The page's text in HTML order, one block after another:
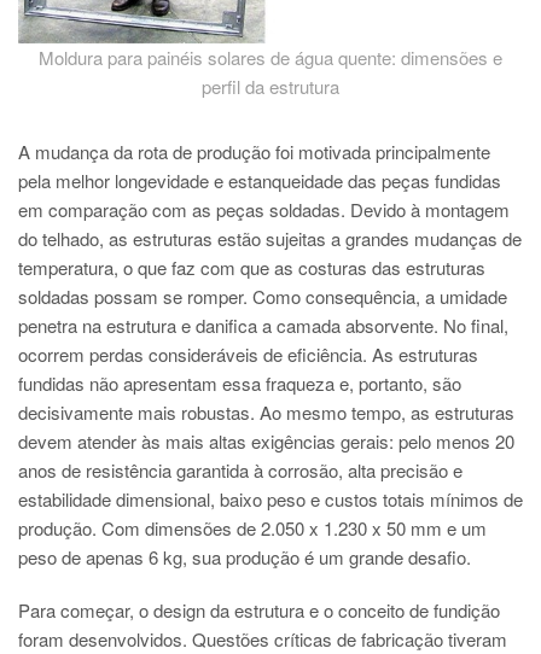
Moldura para painéis solares de água quente: dimensões e
perfil da estrutura
A mudança da rota de produção foi motivada principalmente
pela melhor longevidade e estanqueidade das peças fundidas
em comparação com as peças soldadas. Devido à montagem
do telhado, as estruturas estão sujeitas a grandes mudanças de
temperatura, o que faz com que as costuras das estruturas
soldadas possam se romper. Como consequência, a umidade
penetra na estrutura e danifica a camada absorvente. No final,
ocorrem perdas consideráveis de eficiência. As estruturas
fundidas não apresentam essa fraqueza e, portanto, são
decisivamente mais robustas. Ao mesmo tempo, as estruturas
devem atender às mais altas exigências gerais: pelo menos 20
anos de resistência garantida à corrosão, alta precisão e
estabilidade dimensional, baixo peso e custos totais mínimos de
produção. Com dimensões de 2.050 x 1.230 x 50 mm e um
peso de apenas 6 kg, sua produção é um grande desafio.
Para começar, o design da estrutura e o conceito de fundição
foram desenvolvidos. Questões críticas de fabricação tiveram